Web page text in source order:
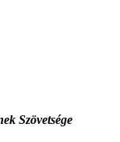
Szövetsége